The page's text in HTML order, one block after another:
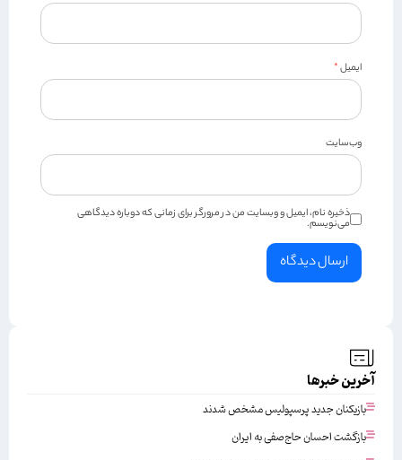
ایمیل*
وب‌سایت
ذخیره نام، ایمیل و وبسایت من در مرورگر برای زمانی که دوباره دیدگاهی
می‌نویسم.
آخرین خبرها
بازیکنان جدید پرسپولیس مشخص شدند
بازگشت احسان حاج‌صفی به ایران